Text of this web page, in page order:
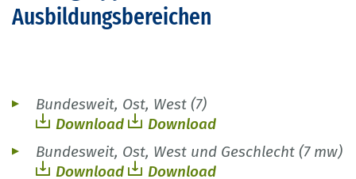
Ausbildungsbereichen
Bundesweit, Ost, West (7)
Download
Download
Bundesweit, Ost, West und Geschlecht (7 mw)
Download
Download